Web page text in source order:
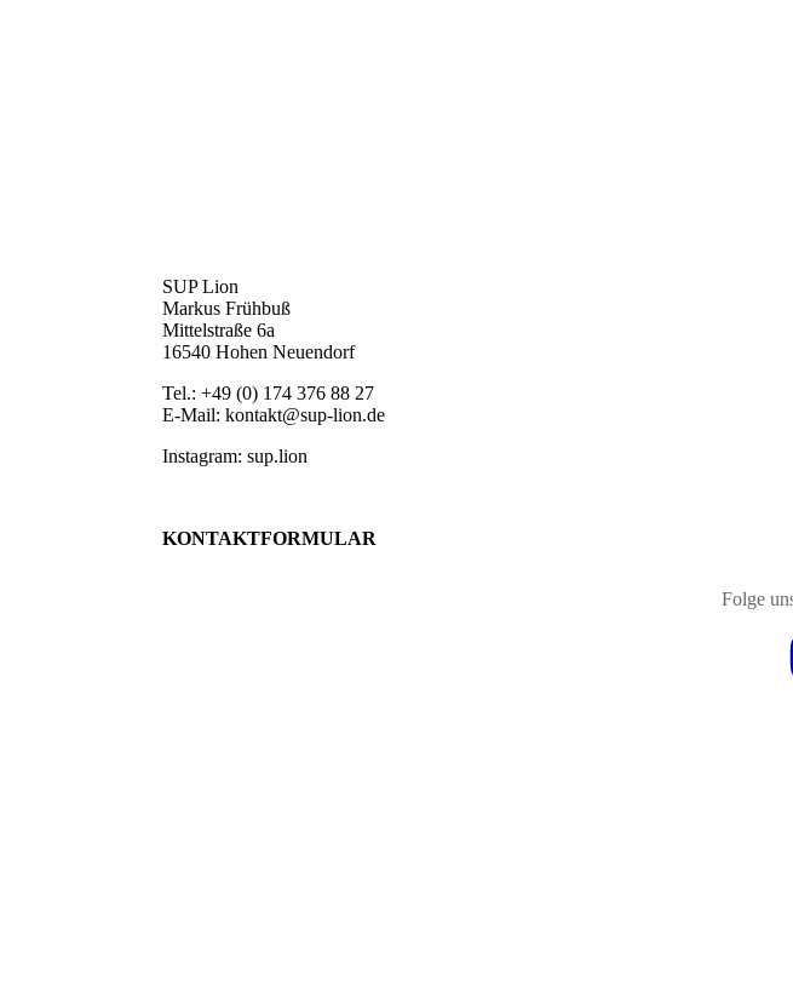
SUP Lion
Markus Frühbuß
Mittelstraße 6a
16540 Hohen Neuendorf
Tel.: +49 (0) 174 376 88 27
E-Mail: kontakt@sup-lion.de
Instagram: sup.lion
KONTAKT­FORMULAR
Folge